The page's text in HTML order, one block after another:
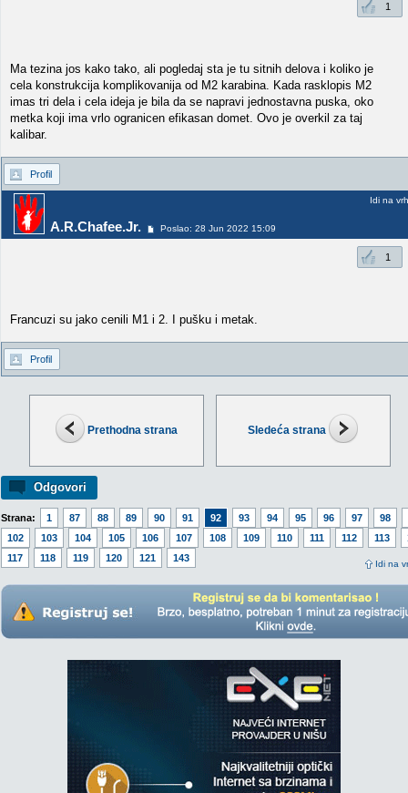
Prethodna strana Sledeća strana
Odgovori
Strana: 1 87 88 89 90 91 92 93 94 95 96 97
98
102
103 104 105 106 107 108 109 110 111 112 113
117
118 119 120 121 143
Idi na
1
Ma tezina jos kako tako, ali pogledaj sta je tu sitnih delova i koliko je
cela konstrukcija komplikovanija od M2 karabina. Kada rasklopis M2
imas tri dela i cela ideja je bila da se napravi jednostavna puska, oko
metka koji ima vrlo ogranicen efikasan domet. Ovo je overkil za taj
kalibar.
Profil
A.R.Chafee.Jr. Poslao: 28 Jun 2022 15:09
Idi na vrh
1
Francuzi su jako cenili M1 i 2. I pušku i metak.
Profil